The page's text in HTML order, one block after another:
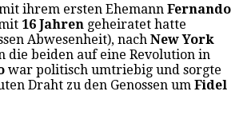
ihrem ersten Ehemann Fernando
16 Jahren geheiratet hatte
Abwesenheit), nach New York
die beiden auf eine Revolution in
war politisch umtriebig und sorgte
Draht zu den Genossen um Fidel